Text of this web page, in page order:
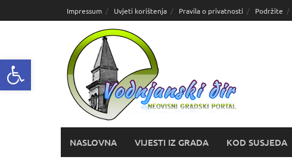
Open toolbar
do
Impressum Uvjeti korištenja Pravila o privatnosti Podržite
NASLOVNA VIJESTI IZ GRADA KOD SUSJEDA